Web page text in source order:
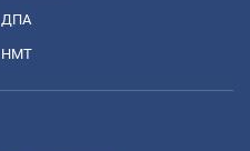
ДПА
НМТ